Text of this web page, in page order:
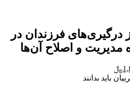
درگیری‌های فرزندان در
مدیریت و اصلاح آن‌ها
﷼
price